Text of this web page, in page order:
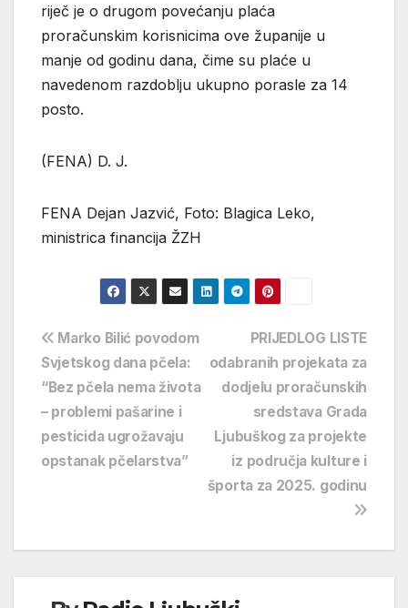
riječ je o drugom povećanju plaća
proračunskim korisnicima ove županije u
manje od godinu dana, čime su plaće u
navedenom razdoblju ukupno porasle za 14
posto.
(FENA) D. J.
FENA Dejan Jazvić, Foto: Blagica Leko,
ministrica financija ŽZH
Navigacija
objava
PRIJEDLOG LISTE
odabranih projekata za
dodjelu proračunskih
sredstava Grada
Ljubuškog za projekte
iz područja kulture i
športa za 2025. godinu
Marko Bilić povodom
Svjetskog dana pčela:
“Bez pčela nema života
– problemi pašarine i
pesticida ugrožavaju
opstanak pčelarstva”